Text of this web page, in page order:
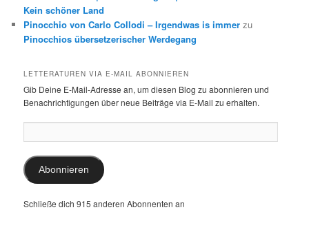
Kein schöner Land
Pinocchio von Carlo Collodi – Irgendwas is immer zu
Pinocchios übersetzerischer Werdegang
LETTERATUREN VIA E-MAIL ABONNIEREN
Gib Deine E-Mail-Adresse an, um diesen Blog zu abonnieren und
Benachrichtigungen über neue Beiträge via E-Mail zu erhalten.
Mail-
Adresse:
Abonnieren
Schließe dich 915 anderen Abonnenten an